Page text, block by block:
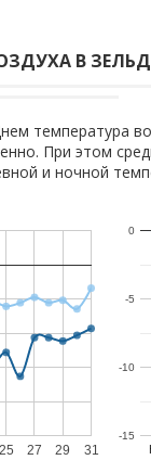
В
температура
При этом
и ночной
25 27 29 31
-15
-10
-5
0